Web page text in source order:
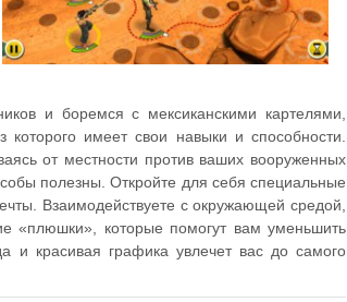
и боремся с мексиканскими картелями,
имеет свои навыки и способности.
от местности против ваших вооруженных
полезны. Откройте для себя специальные
Взаимодействуете с окружающей средой,
«плюшки», которые помогут вам уменьшить
и красивая графика увлечет вас до самого